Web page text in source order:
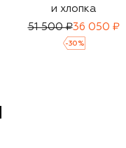
и хлопка
51 500 ₽36 050 ₽
-30 %